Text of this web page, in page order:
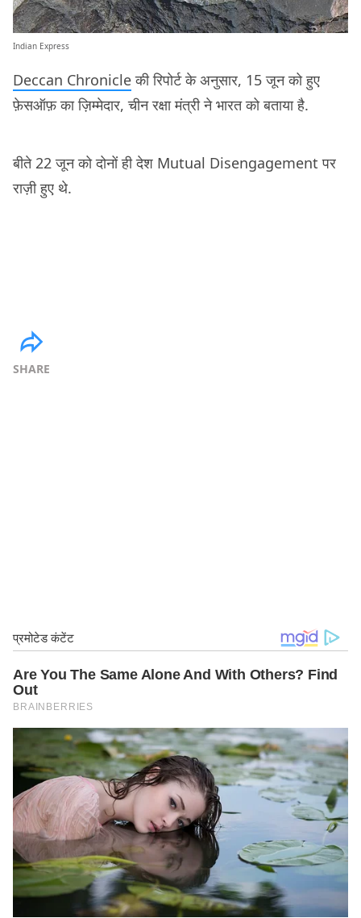
Indian Express
Deccan Chronicleकी रिपोर्ट के अनुसार, 15 जून को हुए
फ़ेसऑफ़ का ज़िम्मेदार, चीन रक्षा मंत्री ने भारत को बताया है.
बीते 22 जून को दोनों ही देश Mutual Disengagement पर
राज़ी हुए थे.
SHARE